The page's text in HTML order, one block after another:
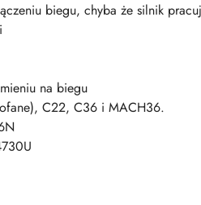
biegu, chyba że silnik
na biegu
C22, C36 i MACH36.